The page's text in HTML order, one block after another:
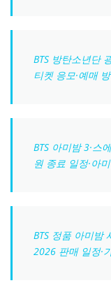
BTS 방탄소년단
티켓 응모·예매
BTS 아미밤 3·스
원 종료 일정·아
BTS 정품 아미밤
2026 판매 일정·